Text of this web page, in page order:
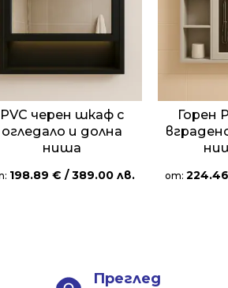
PVC черен шкаф с
огледало и долна
ниша
198.89 € / 389.00 лв.
Горен
от: 224.46
Преглед